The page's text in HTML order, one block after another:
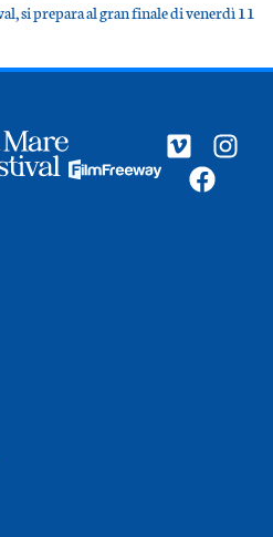
si prepara al gran finale di venerdì 11